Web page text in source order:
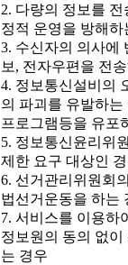
2. 다량의 정보를
정적 운영을 방해하
3. 수신자의 의사에
보, 전자우편을 전
4. 정보통신설비의
의 파괴를 유발하
프로그램등을 유포
5. 정보통신윤리위
제한 요구 대상인
6. 선거관리위원회
법선거운동을 하는
7. 서비스를 이용하
정보원의 동의 없
는 경우